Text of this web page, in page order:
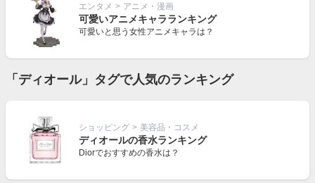
エンタメ > アニメ・漫画
可愛いアニメキャラランキング
可愛いと思う女性アニメキャラは？
「ディオール」タグで人気のランキング
ショッピング > 美容品・コスメ
ディオールの香水ランキング
Diorでおすすめの香水は？